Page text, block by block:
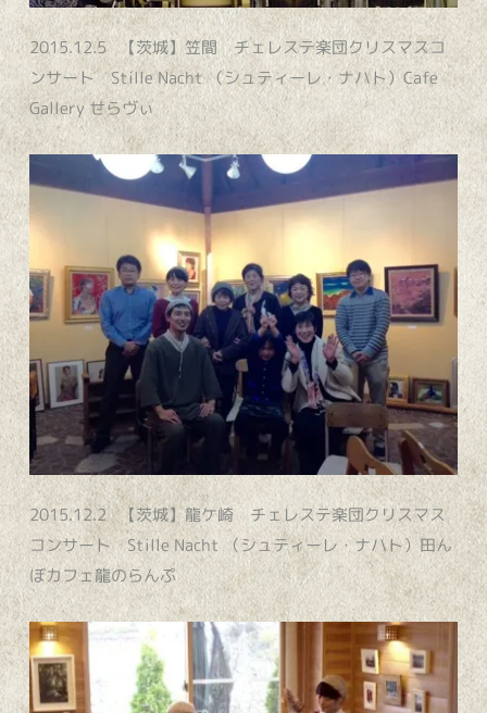
2015.12.5 【茨城】笠間 チェレステ楽団クリスマスコ
ンサート Stille Nacht （シュティーレ・ナハト）Cafe
Gallery せらヴぃ
2015.12.2 【茨城】龍ケ崎 チェレステ楽団クリスマス
コンサート Stille Nacht （シュティーレ・ナハト）田ん
ぼカフェ龍のらんぷ